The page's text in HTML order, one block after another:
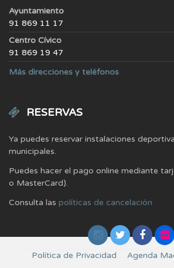
Ayuntamiento
91 869 11 17
Centro Cívico
91 869 19 47
Más direcciones y teléfonos
RESERVAS
Ya puedes reservar instalaciones
municipales.
Puedes hacer el pago online mediante
o MasterCard).
Consulta las políticas de cancelación
Política de Privacidad Agenda